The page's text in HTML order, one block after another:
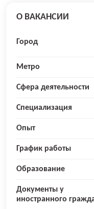
О ВАКАНСИИ
Город
Метро
Сфера деятельности
Специализация
Опыт
График работы
Образование
Документы у
иностранного